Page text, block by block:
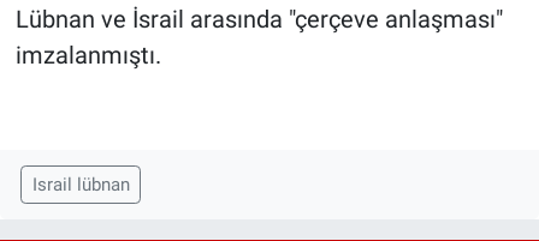
Lübnan ve İsrail arasında "çerçeve anlaşması"
imzalanmıştı.
Israil lübnan